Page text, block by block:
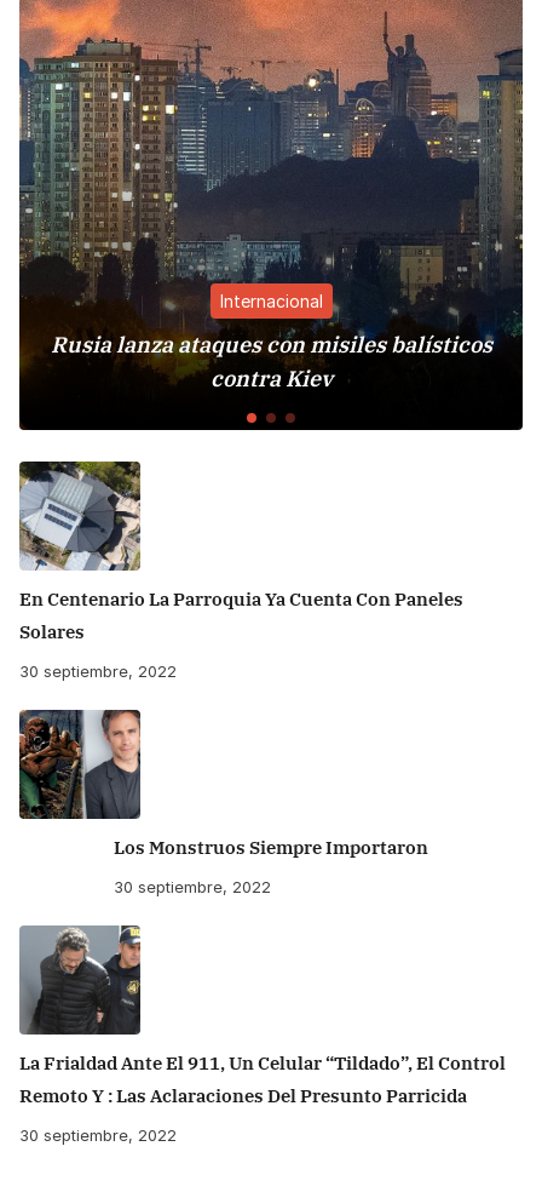
Internacional
ataques con misiles balísticos
contra Kiev
España
En Centenario La Parroquia Ya Cuenta Con Paneles
Solares
30 septiembre, 2022
Los Monstruos Siempre Importaron
30 septiembre, 2022
La Frialdad Ante El 911, Un Celular “tildado”, El Control
Remoto Y : Las Aclaraciones Del Presunto Parricida
30 septiembre, 2022